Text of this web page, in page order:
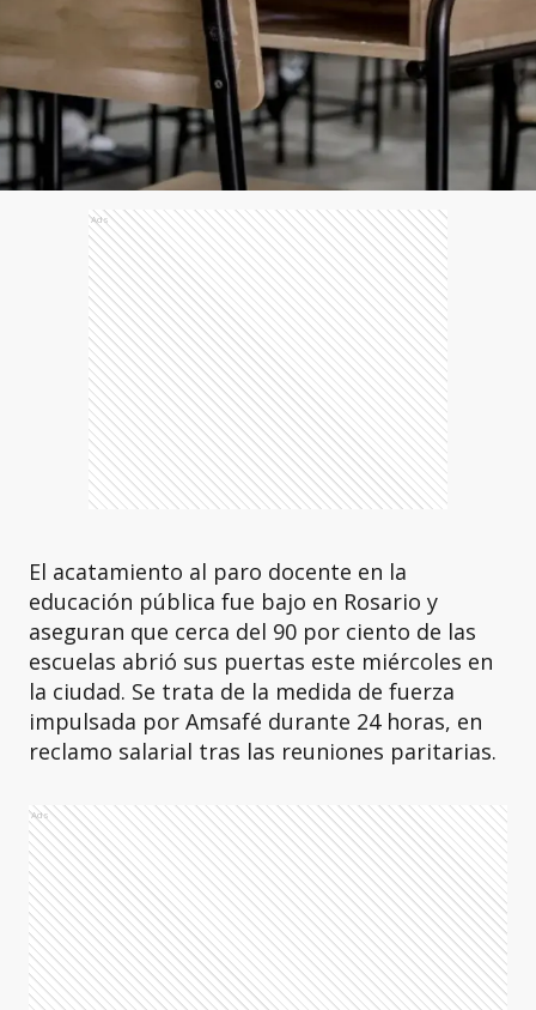
Ads
El acatamiento al paro docente en la
educación pública fue bajo en Rosario y
aseguran que cerca del 90 por ciento de las
escuelas abrió sus puertas este miércoles en
la ciudad. Se trata de la medida de fuerza
impulsada por Amsafé durante 24 horas, en
reclamo salarial tras las reuniones paritarias.
Ads